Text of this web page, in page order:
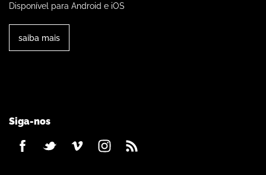
Disponível para Android e iOS
saiba mais
Siga-nos